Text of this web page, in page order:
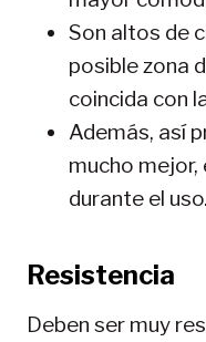
Son altos de
posible zona
coincida con
Además, así
mucho mejor,
durante el uso.
Resistencia
Deben ser muy